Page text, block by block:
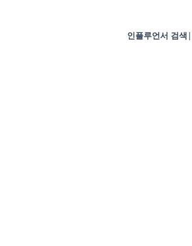
인플루언서 검색 |